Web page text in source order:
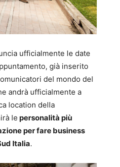
ufficialmente le date
già inserito
del mondo del
andrà ufficialmente a
location della
le personalità più
per fare business
Italia.